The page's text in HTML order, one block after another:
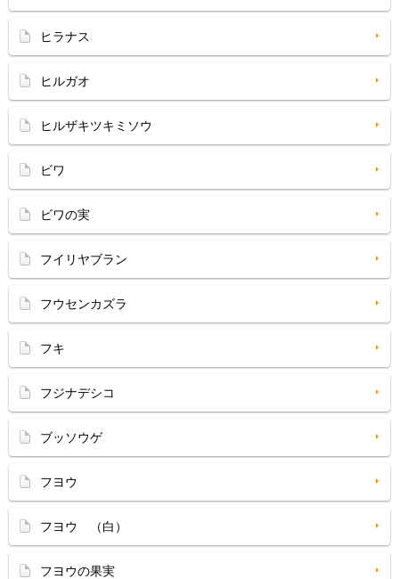
ヒラナス
ヒルガオ
ヒルザキツキミソウ
ビワ
ビワの実
フイリヤブラン
フウセンカズラ
フキ
フジナデシコ
ブッソウゲ
フヨウ
フヨウ （白）
フヨウの果実